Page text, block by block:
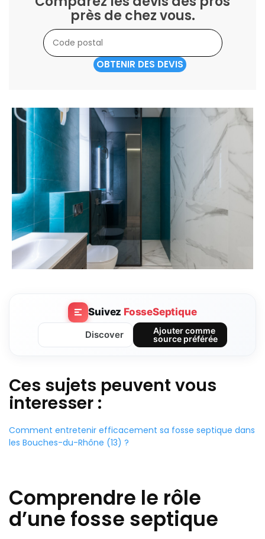
près de chez vous.
OBTENIR DES DEVIS
Suivez FosseSeptique
Discover
Ajouter comme
source préférée
Ces sujets peuvent vous
interesser :
Comment entretenir efficacement sa fosse septique dans
les Bouches-du-Rhône (13) ?
Comprendre le rôle
d’une fosse septique